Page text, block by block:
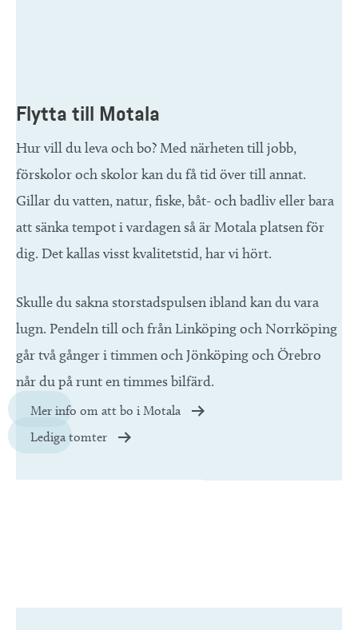
Flytta till Motala
Hur vill du leva och bo? Med närheten till jobb,
förskolor och skolor kan du få tid över till annat.
Gillar du vatten, natur, fiske, båt- och badliv eller bara
att sänka tempot i vardagen så är Motala platsen för
dig. Det kallas visst kvalitetstid, har vi hört.
Skulle du sakna storstadspulsen ibland kan du vara
lugn. Pendeln till och från Linköping och Norrköping
går två gånger i timmen och Jönköping och Örebro
når du på runt en timmes bilfärd.
Mer info om att bo i Motala
Lediga tomter